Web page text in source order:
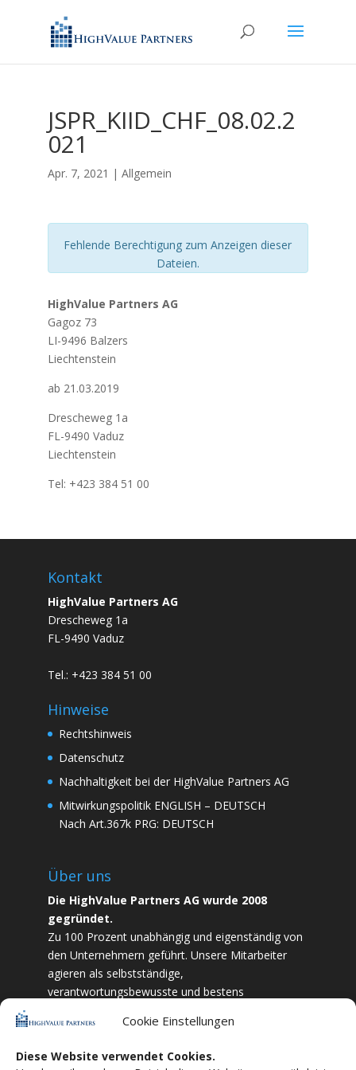
Cookie Einstellungen
Diese Website verwendet Cookies.
JSPR_KIID_CHF_08.02.2
021
Apr. 7, 2021 | Allgemein
Fehlende Berechtigung zum Anzeigen dieser
Dateien.
HighValue Partners AG
Gagoz 73
LI-9496 Balzers
Liechtenstein
ab 21.03.2019
Drescheweg 1a
FL-9490 Vaduz
Liechtenstein
Tel: +423 384 51 00
Kontakt
HighValue Partners AG
Drescheweg 1a
FL-9490 Vaduz
Tel.: +423 384 51 00
Hinweise
Rechtshinweis
Datenschutz
Nachhaltigkeit bei der HighValue Partners AG
Mitwirkungspolitik ENGLISH – DEUTSCH
Nach Art.367k PRG: DEUTSCH
Über uns
Die HighValue Partners AG wurde 2008
gegründet.
Zu 100 Prozent unabhängig und eigenständig von
den Unternehmern geführt. Unsere Mitarbeiter
agieren als selbstständige,
verantwortungsbewusste und bestens
und Zielstrebigkeit sind wir bestrebt das